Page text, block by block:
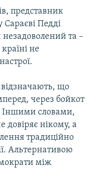
представник
Сараєві Педді
та –
не
відзначають, що
через бойкот
Іншими словами,
довіряє нікому, а
традиційно
Альтернативою
між